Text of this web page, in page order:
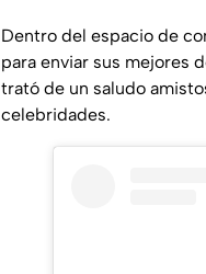
Dentro del espacio de
para enviar sus mejores
trató de un saludo
celebridades.